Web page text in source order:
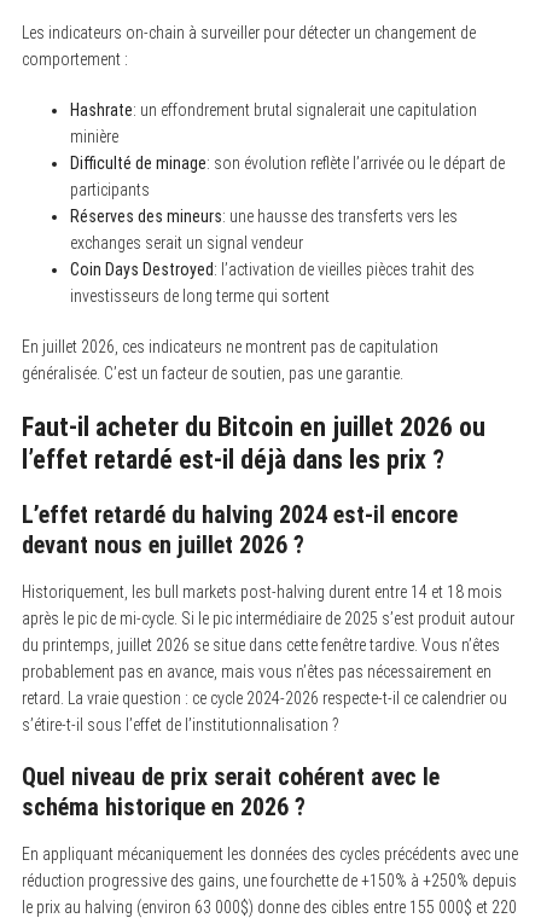
Les indicateurs on-chain à surveiller pour détecter un changement de
comportement :
Hashrate: un effondrement brutal signalerait une capitulation
minière
Difficulté de minage: son évolution reflète l’arrivée ou le départ de
participants
Réserves des mineurs: une hausse des transferts vers les
exchanges serait un signal vendeur
Coin Days Destroyed: l’activation de vieilles pièces trahit des
investisseurs de long terme qui sortent
En juillet 2026, ces indicateurs ne montrent pas de capitulation
généralisée. C’est un facteur de soutien, pas une garantie.
Faut-il acheter du Bitcoin en juillet 2026 ou
l’effet retardé est-il déjà dans les prix ?
L’effet retardé du halving 2024 est-il encore
devant nous en juillet 2026 ?
Historiquement, les bull markets post-halving durent entre 14 et 18 mois
après le pic de mi-cycle. Si le pic intermédiaire de 2025 s’est produit autour
du printemps, juillet 2026 se situe dans cette fenêtre tardive. Vous n’êtes
probablement pas en avance, mais vous n’êtes pas nécessairement en
retard. La vraie question : ce cycle 2024-2026 respecte-t-il ce calendrier ou
s’étire-t-il sous l’effet de l’institutionnalisation ?
Quel niveau de prix serait cohérent avec le
schéma historique en 2026 ?
En appliquant mécaniquement les données des cycles précédents avec une
réduction progressive des gains, une fourchette de +150% à +250% depuis
le prix au halving (environ 63 000$) donne des cibles entre 155 000$ et 220